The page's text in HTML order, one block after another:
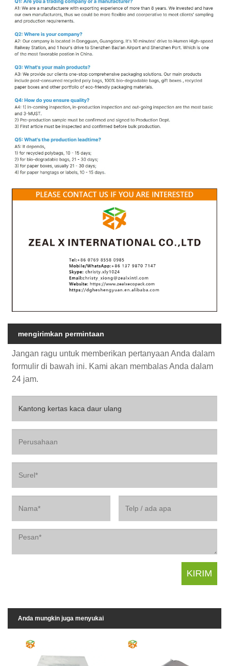
mengirimkan permintaan
Jangan ragu untuk memberikan pertanyaan Anda dalam
formulir di bawah ini. Kami akan membalas Anda dalam
24 jam.
Anda mungkin juga menyukai